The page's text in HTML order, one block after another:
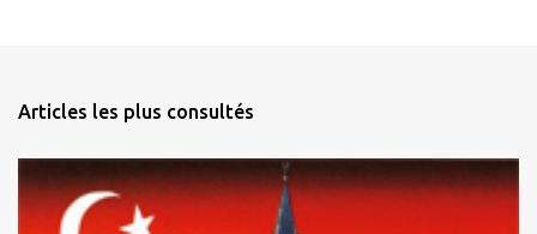
Articles les plus consultés